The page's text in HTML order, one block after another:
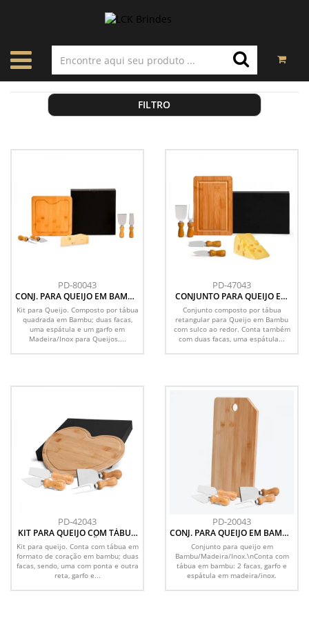
FILTRO
PD-80043
CONJ. PARA QUEIJO EM BAMBU
/ MADEIRA / INOX - 5 PÇS
Kit para Queijo. Composto por tábua
quadrada em Bambu; duas facas,
uma espátula e um garfo em
Madeira/Inox para Queijos....
PD-47043
CONJUNTO PARA QUEIJO EM
BAMBU/INOX - 5 PÇS
Conjunto composto por tábua
retangular para Queijo em Bambu
com sulco ao redor. Conta também
com duas facas, uma espátula...
PD-42043
KIT PARA QUEIJO COM TÁBUA
FORMATO CORAÇÃO - 5 PÇS
Kit para queijo. Conta com tábua em
formato de coração em bambu; duas
facas, sendo, uma com ponta e outra
reta, garfo e...
PD-20043
CONJ. PARA QUEIJO EM BAMBU
/ MADEIRA / INOX OREGON - 5
PÇS
Conjunto para queijo em
Bambu/Madeira/Inox.\nConta com
tábua em bambu: 2 facas, garfo e
espátula em madeira/inox.